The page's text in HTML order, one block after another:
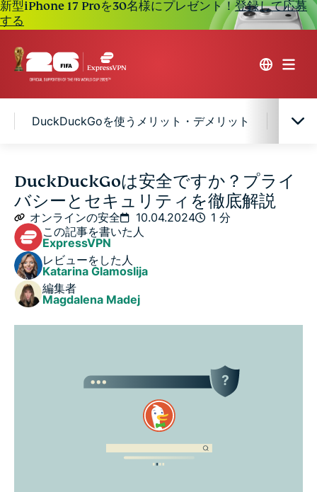
新型iPhone 17 Proを30名様にプレゼント！登録して応募
する
DuckDuckGoを使うメリット・デメリット
DuckDuckGoとは？
DuckDuckGoはユーザーを追跡しますか？
DuckDuckGoのセキュリティ：本当に安全なのでしょ
うか？
DuckDuckGoを使うメリット・デメリット
DuckDuckGoを使うべき？
DuckDuckGoで安全性を最大限に高める方法
DuckDuckGoは安全ですか？プライ
バシーとセキュリティを徹底解説
オンラインの安全 10.04.2024
1 分
この記事を書いた人
ExpressVPN
レビューをした人
Katarina Glamoslija
編集者
Magdalena Madej